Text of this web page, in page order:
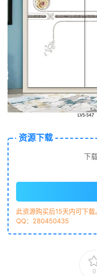
资源下载
下
此资源购买后15天内可下
QQ：280450435
0